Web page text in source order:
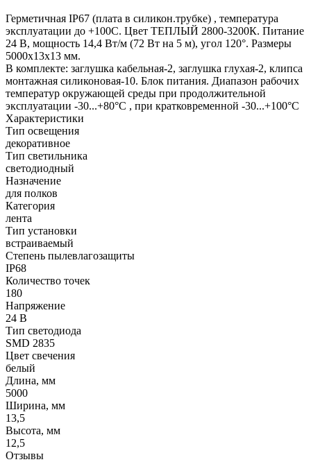
Герметичная IP67 (плата в силикон.трубке) , температура
эксплуатации до +100С. Цвет ТЕПЛЫЙ 2800-3200К. Питание
24 В, мощность 14,4 Вт/м (72 Вт на 5 м), угол 120°. Размеры
5000х13х13 мм.
В комплекте: заглушка кабельная-2, заглушка глухая-2, клипса
монтажная силиконовая-10. Блок питания. Диапазон рабочих
температур окружающей среды при продолжительной
эксплуатации -30...+80°С , при кратковременной -30...+100°С
Характеристики
Тип освещения
декоративное
Тип светильника
светодиодный
Назначение
для полков
Категория
лента
Тип установки
встраиваемый
Степень пылевлагозащиты
IP68
Количество точек
180
Напряжение
24 В
Тип светодиода
SMD 2835
Цвет свечения
белый
Длина, мм
5000
Ширина, мм
13,5
Высота, мм
12,5
Отзывы